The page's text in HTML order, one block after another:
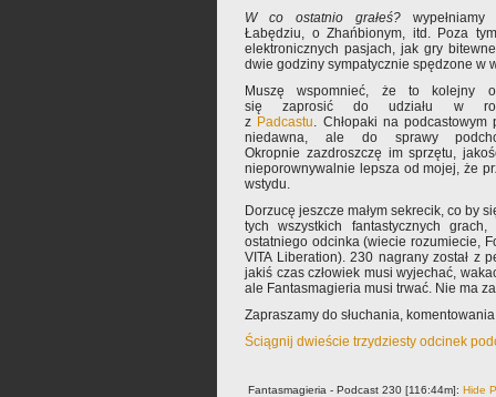
W co ostatnio grałeś?
Łabędziu, o Zhańbionym, itd. Poza
elektronicznych pasjach, jak gry
dwie godziny sympatycznie spędzone w
Muszę wspomnieć, że to kolejny
się zaprosić do udziału w
z Padcastu. Chłopaki na
niedawna, ale do sprawy
Okropnie zazdroszczę im sprzętu,
nieporownywalnie lepsza od mojej, że
wstydu.
Dorzucę jeszcze małym sekrecik, co by
tych wszystkich fantastycznych
ostatniego odcinka (wiecie rozumiecie,
VITA Liberation). 230 nagrany został z
jakiś czas człowiek musi wyjechać,
ale Fantasmagieria musi trwać. Nie ma
Zapraszamy do słuchania,
Ściągnij dwieście trzydziesty odcinek
Fantasmagieria - Podcast 230 [116:44m]: Hide